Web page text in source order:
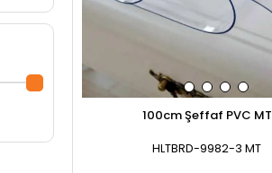
100cm Şeffaf PVC MT
HLTBRD-9982-3 MT